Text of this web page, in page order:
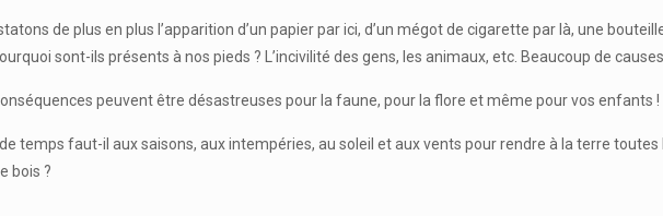
de plus en plus l’apparition d’un papier par ici, d’un mégot de cigarette par là, une
sont-ils présents à nos pieds ? L’incivilité des gens, les animaux, etc. Beaucoup de
peuvent être désastreuses pour la faune, pour la flore et même pour vos enfants !
temps faut-il aux saisons, aux intempéries, au soleil et aux vents pour rendre à la terre
bois ?